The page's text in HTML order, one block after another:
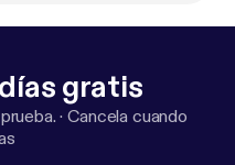
gratis
·Cancela cuando